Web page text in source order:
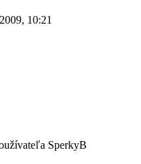
10:21
SperkyB